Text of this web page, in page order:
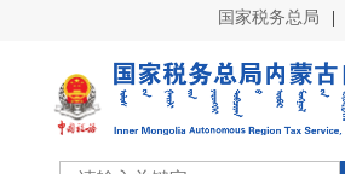
国家税务总局